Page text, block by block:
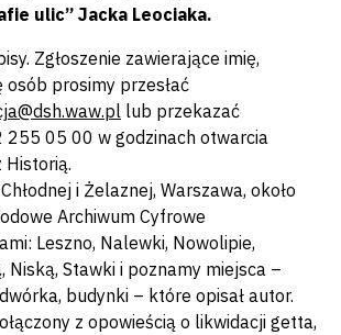
ulic” Jacka Leociaka.
Zgłoszenie zawierające imię,
osób prosimy przesłać
lub przekazać
255 05 00 w godzinach otwarcia
Historią.
Leszno, Nalewki, Nowolipie,
Niską, Stawki i poznamy miejsca –
budynki – które opisał autor.
z opowieścią o likwidacji getta,